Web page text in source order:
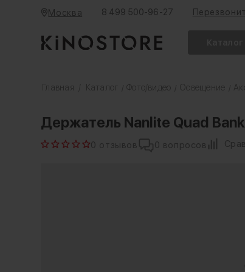
Москва 8 499 500-96-27
Главная Каталог Фото/видео Освещение
Держатель Nanlite Quad
0 отзывов 0 вопросов